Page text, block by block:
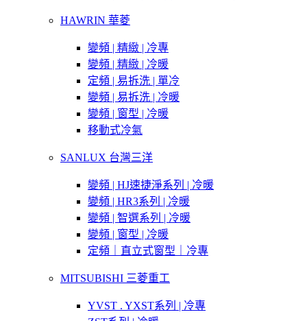
HAWRIN 華菱
變頻 | 精緻 | 冷專
變頻 | 精緻 | 冷暖
定頻 | 易拆洗 | 單冷
變頻 | 易拆洗 | 冷暖
變頻 | 窗型 | 冷暖
移動式冷氣
SANLUX 台灣三洋
變頻 | HJ速捷淨系列 | 冷暖
變頻 | HR3系列 | 冷暖
變頻 | 智選系列 | 冷暖
變頻 | 窗型 | 冷暖
定頻｜直立式窗型｜冷專
MITSUBISHI 三菱重工
YVST . YXST系列 | 冷專